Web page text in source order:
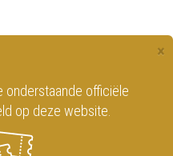
×
onderstaande officiële
op deze website.